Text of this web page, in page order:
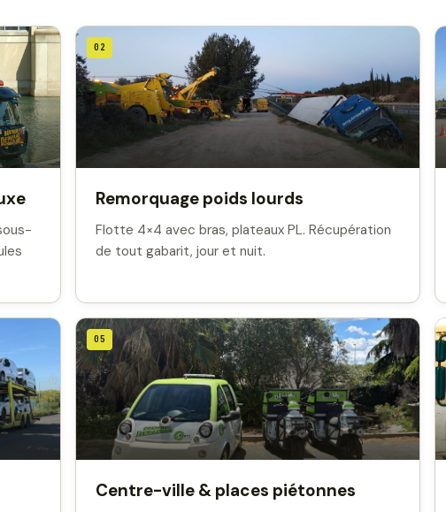
02
Remorquage poids lourds
Flotte 4×4 avec bras, plateaux PL. Récupération
de tout gabarit, jour et nuit.
05
Centre-ville & places piétonnes